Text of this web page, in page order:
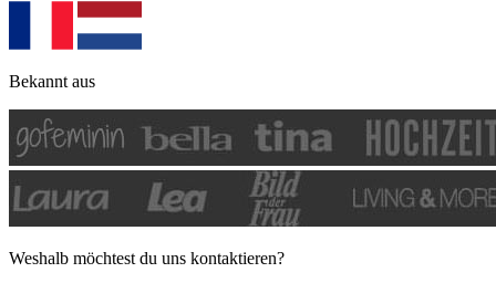
Bekannt aus
Weshalb möchtest du uns kontaktieren?